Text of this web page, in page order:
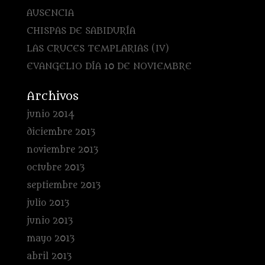
AUSENCIA
CHISPAS DE SABIDURÍA
LAS CRUCES TEMPLARIAS (IV)
EVANGELIO DÍA 10 DE NOVIEMBRE
Archivos
junio 2014
diciembre 2013
noviembre 2013
octubre 2013
septiembre 2013
julio 2013
junio 2013
mayo 2013
abril 2013